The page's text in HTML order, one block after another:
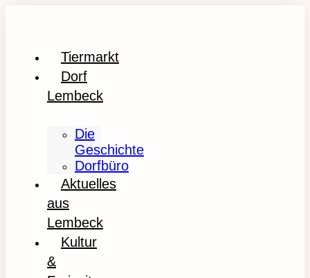
Tiermarkt
Dorf
Lembeck
Die
Geschichte
Dorfbüro
Aktuelles
aus
Lembeck
Kultur
&